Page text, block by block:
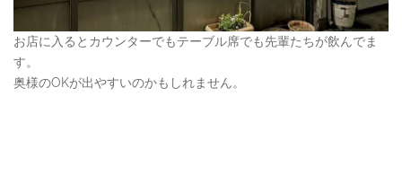
お店に入るとカウンターでもテーブル席でも先輩たちが飲んでま
す。
奥様のOKが出やすいのかもしれません。